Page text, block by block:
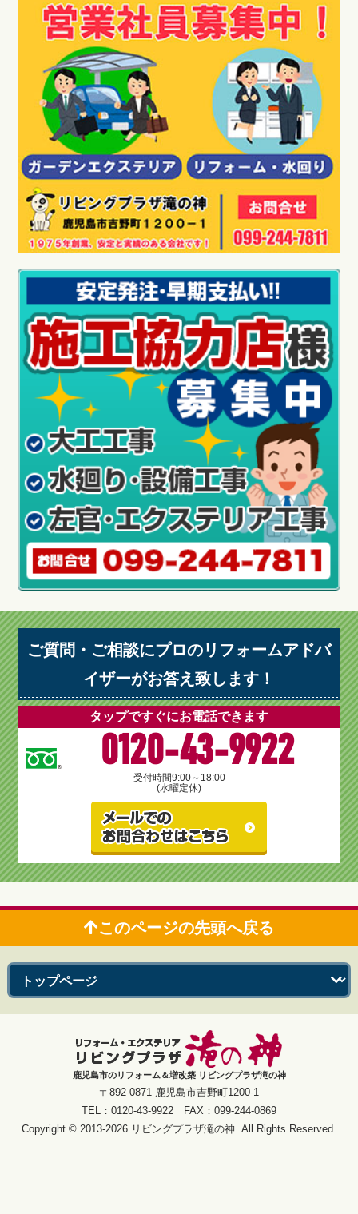
ご質問・ご相談にプロのリフォームアドバ
イザーがお答え致します！
タップですぐにお電話できます
0120-43-9922
受付時間9:00～18:00
(水曜定休)
このページの先頭へ戻る
鹿児島市のリフォーム＆増改築 リビングプラザ滝の神
〒892-0871 鹿児島市吉野町1200-1
TEL：0120-43-9922 FAX：099-244-0869
Copyright © 2013-2026 リビングプラザ滝の神. All Rights Reserved.